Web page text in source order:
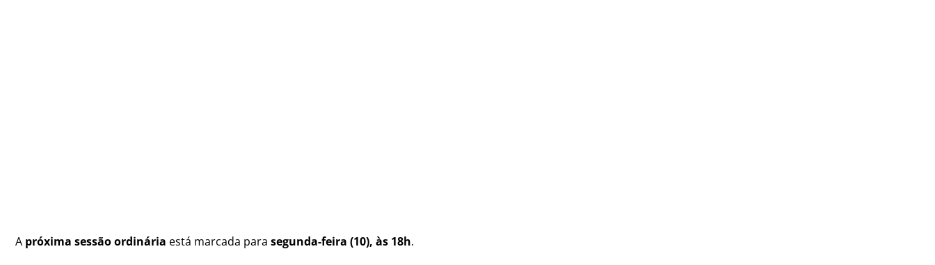
A próxima sessão ordinária está marcada para segunda-feira (10), às 18h.